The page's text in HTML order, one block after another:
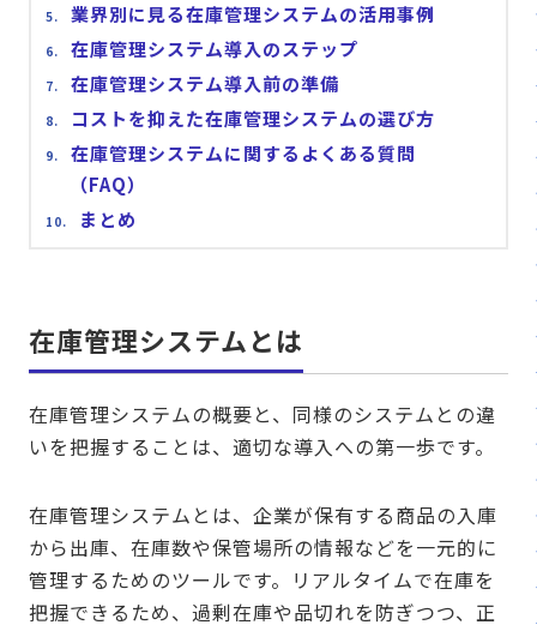
業界別に見る在庫管理システムの活用事例
在庫管理システム導入のステップ
在庫管理システム導入前の準備
コストを抑えた在庫管理システムの選び方
在庫管理システムに関するよくある質問
（FAQ）
まとめ
在庫管理システムとは
在庫管理システムの概要と、同様のシステムとの違
いを把握することは、適切な導入への第一歩です。
在庫管理システムとは、企業が保有する商品の入庫
から出庫、在庫数や保管場所の情報などを一元的に
管理するためのツールです。リアルタイムで在庫を
把握できるため、過剰在庫や品切れを防ぎつつ、正